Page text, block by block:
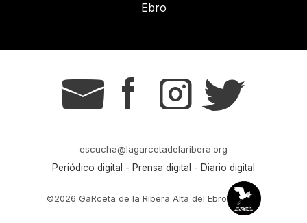
Ebro
g s t r
escucha@lagarcetadelaribera.org
Periódico digital - Prensa digital - Diario digital
©2026 GaRceta de la Ribera Alta del Ebro